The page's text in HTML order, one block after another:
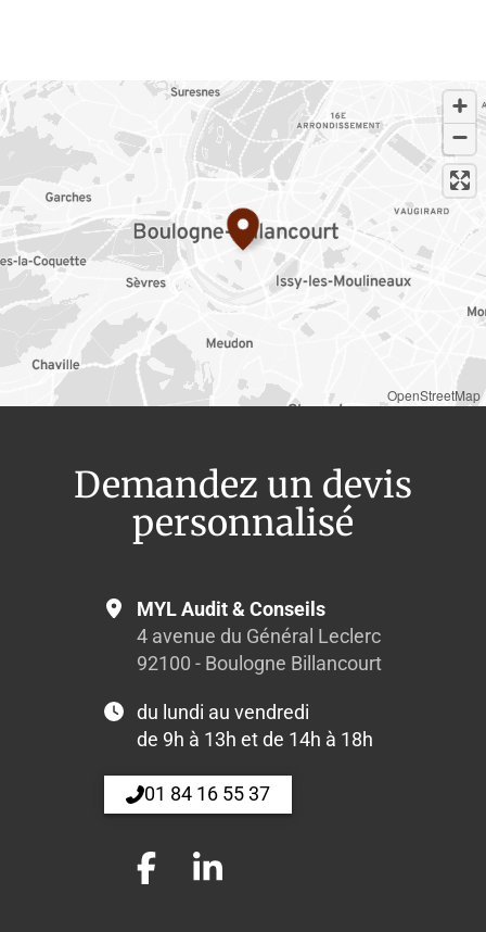
OpenStreetMap
Demandez un devis
personnalisé
MYL Audit & Conseils
4 avenue du Général Leclerc
92100 - Boulogne Billancourt
du lundi au vendredi
de 9h à 13h et de 14h à 18h
01 84 16 55 37